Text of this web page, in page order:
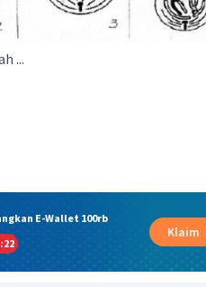
...
E-Wallet 100rb
:21
Klaim